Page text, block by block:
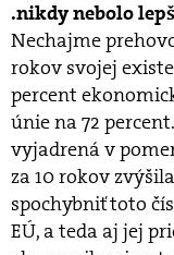
.nikdy nebolo
Nechajme
rokov svojej
percent
únie na 72
vyjadrená v
za 10 rokov
spochybniť toto
EÚ, a teda aj jej